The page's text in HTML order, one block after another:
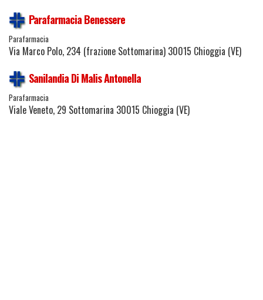
Parafarmacia Benessere
Parafarmacia
Via Marco Polo, 234 (frazione Sottomarina) 30015 Chioggia (VE)
Sanilandia Di Malis Antonella
Parafarmacia
Viale Veneto, 29 Sottomarina 30015 Chioggia (VE)